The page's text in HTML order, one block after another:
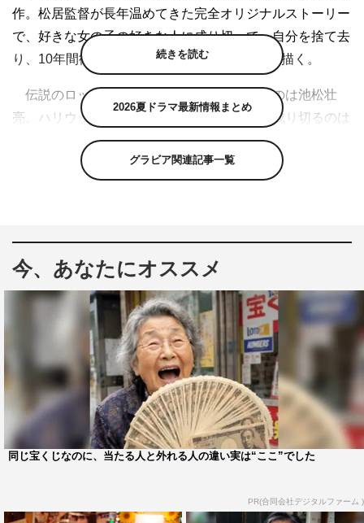
作。松居監督が長年温めてきた完全オリジナルストーリー
で、好きな女の子の好きな人に成り切って、自分を捨て去
り、10年間彼女を見守ってきた3人の男たちを描く。
伝説のロックシンガー・尾崎豊に成り切るのは池松壮
亮。ハリウッドの名俳優ブラッド・ピットに成り切るのは
満島真之介。坂本龍馬に成り切るのは大倉孝二。ヒロイン
を務めるのは、韓国人女優キム・コッピ。
を尾崎たちが激しく問い詰める場面や、尾崎と宗太が静か
に対峙する場面が収められている。さらに龍馬の首輪に手
をかけるブラピの姿も。また、赤いネイル、たばこをふか
すYOUの女ボス姿、オールバックで無精ひげをたくわ
え、にらみをきかす向井の姿も解禁された。
＜松居大悟監督コメント＞
「何も共感できない」「まだそんな事やってるの？」「役
者は良かった」
手を噛みちぎりながら、ヘラヘラ笑う。すべてその通り
で、それを受け入れることも、論破することもできず、こ
あなたは人を愛しいと思った時にどうしますか？
続きを読む
2026夏ドラマ最新情報まとめ
グラビア関連記事一覧
今、あなたにオススメ
同じ宝くじなのに、当たる人と外れる人の違い実は“ここ”でした
PR(合同会社デジタルファーム )